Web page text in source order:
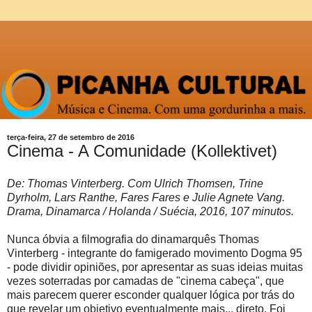
terça-feira, 27 de setembro de 2016
Cinema - A Comunidade (Kollektivet)
De: Thomas Vinterberg. Com Ulrich Thomsen, Trine
Dyrholm, Lars Ranthe, Fares Fares e Julie Agnete Vang.
Drama, Dinamarca / Holanda / Suécia, 2016, 107 minutos.
Nunca óbvia a filmografia do dinamarquês Thomas
Vinterberg - integrante do famigerado movimento Dogma 95
- pode dividir opiniões, por apresentar as suas ideias muitas
vezes soterradas por camadas de "cinema cabeça", que
mais parecem querer esconder qualquer lógica por trás do
que revelar um objetivo eventualmente mais... direto. Foi